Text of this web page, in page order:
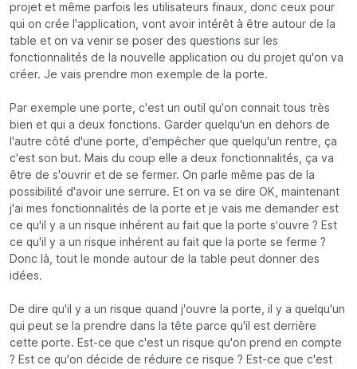
projet et même parfois les utilisateurs finaux, donc ceux pour
qui on crée l'application, vont avoir intérêt à être autour de la
table et on va venir se poser des questions sur les
fonctionnalités de la nouvelle application ou du projet qu'on va
créer. Je vais prendre mon exemple de la porte.
Par exemple une porte, c'est un outil qu'on connait tous très
bien et qui a deux fonctions. Garder quelqu'un en dehors de
l'autre côté d'une porte, d'empêcher que quelqu'un rentre, ça
c'est son but. Mais du coup elle a deux fonctionnalités, ça va
être de s'ouvrir et de se fermer. On parle même pas de la
possibilité d'avoir une serrure. Et on va se dire OK, maintenant
j'ai mes fonctionnalités de la porte et je vais me demander est
ce qu'il y a un risque inhérent au fait que la porte s’ouvre ? Est
ce qu'il y a un risque inhérent au fait que la porte se ferme ?
Donc là, tout le monde autour de la table peut donner des
idées.
De dire qu'il y a un risque quand j'ouvre la porte, il y a quelqu'un
qui peut se la prendre dans la tête parce qu'il est derrière
cette porte. Est-ce que c'est un risque qu'on prend en compte
? Est ce qu'on décide de réduire ce risque ? Est-ce que c'est